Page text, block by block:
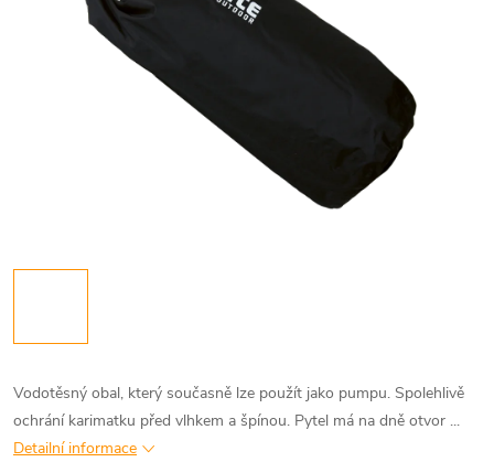
Vodotěsný obal, který současně lze použít jako pumpu. Spolehlivě
ochrání karimatku před vlhkem a špínou. Pytel má na dně otvor ...
Detailní informace